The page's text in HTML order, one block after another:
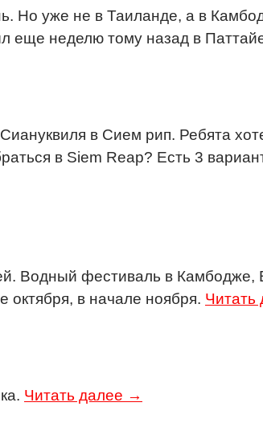
Но уже не в Таиланде, а в
еще неделю тому назад в
в Сием рип. Ребята
в Siem Reap? Есть 3
Водный фестиваль в Камбодже,
октября, в начале ноября. Читать
Читать далее →